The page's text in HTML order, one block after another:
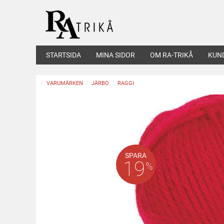
STARTSIDA MINA SIDOR OM RA-TRIKÅ
VARUMÄRKEN JÄRBO RAGGI
SPARA
19%